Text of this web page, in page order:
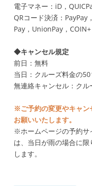
電子マネー：iD，
QRコード決済：
Pay，UnionPay，
◆キャンセル規定
前日：無料
当日：クルーズ料金の50
無連絡キャンセル：クル
※ご予約の変更やキャン
お願いいたします。
※ホームページの予約サ
は、当日が雨の場合に
します。